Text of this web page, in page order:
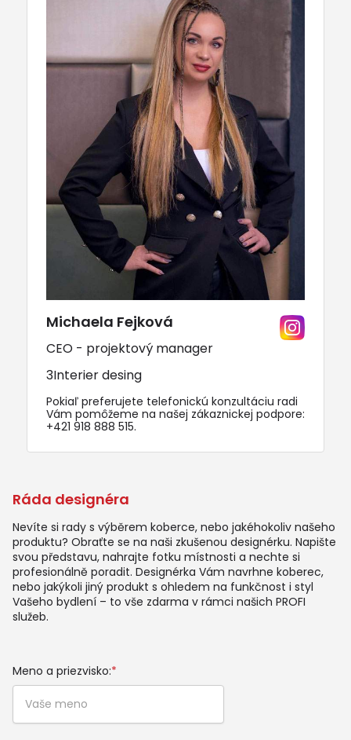
Ráda designéra
Nevíte si rady s výběrem koberce, nebo jakéhokoliv našeho
produktu? Obraťte se na naši zkušenou designérku. Napište
svou představu, nahrajte fotku místnosti a nechte si
profesionálně poradit. Designérka Vám navrhne koberec,
nebo jakýkoli jiný produkt s ohledem na funkčnost i styl
Vašeho bydlení – to vše zdarma v rámci našich PROFI
služeb.
Meno a priezvisko:*
Michaela Fejková
CEO - projektový manager
3Interier desing
Pokiaľ preferujete telefonickú konzultáciu radi
Vám pomôžeme na našej zákaznickej podpore:
+421 918 888 515.